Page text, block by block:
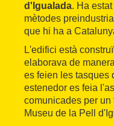
d'Igualada. Ha
mètodes
que hi ha a
L'edifici està
elaborava de
es feien les tasques
estenedor es feia
comunicades per un
Museu de la Pell